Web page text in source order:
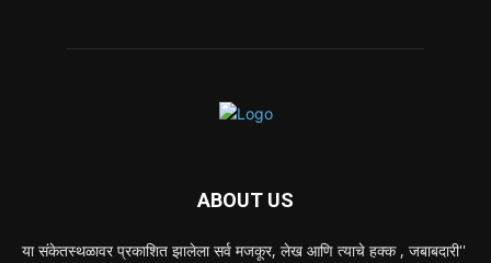
ABOUT US
या संकेतस्थळावर प्रकाशित झालेला सर्व मजकूर, लेख आणि त्याचे हक्क , जबाबदारी''